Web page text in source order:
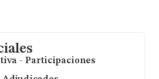
- Participaciones